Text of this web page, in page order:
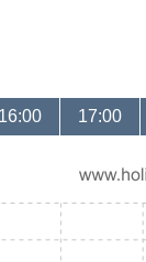
16:00 17:00